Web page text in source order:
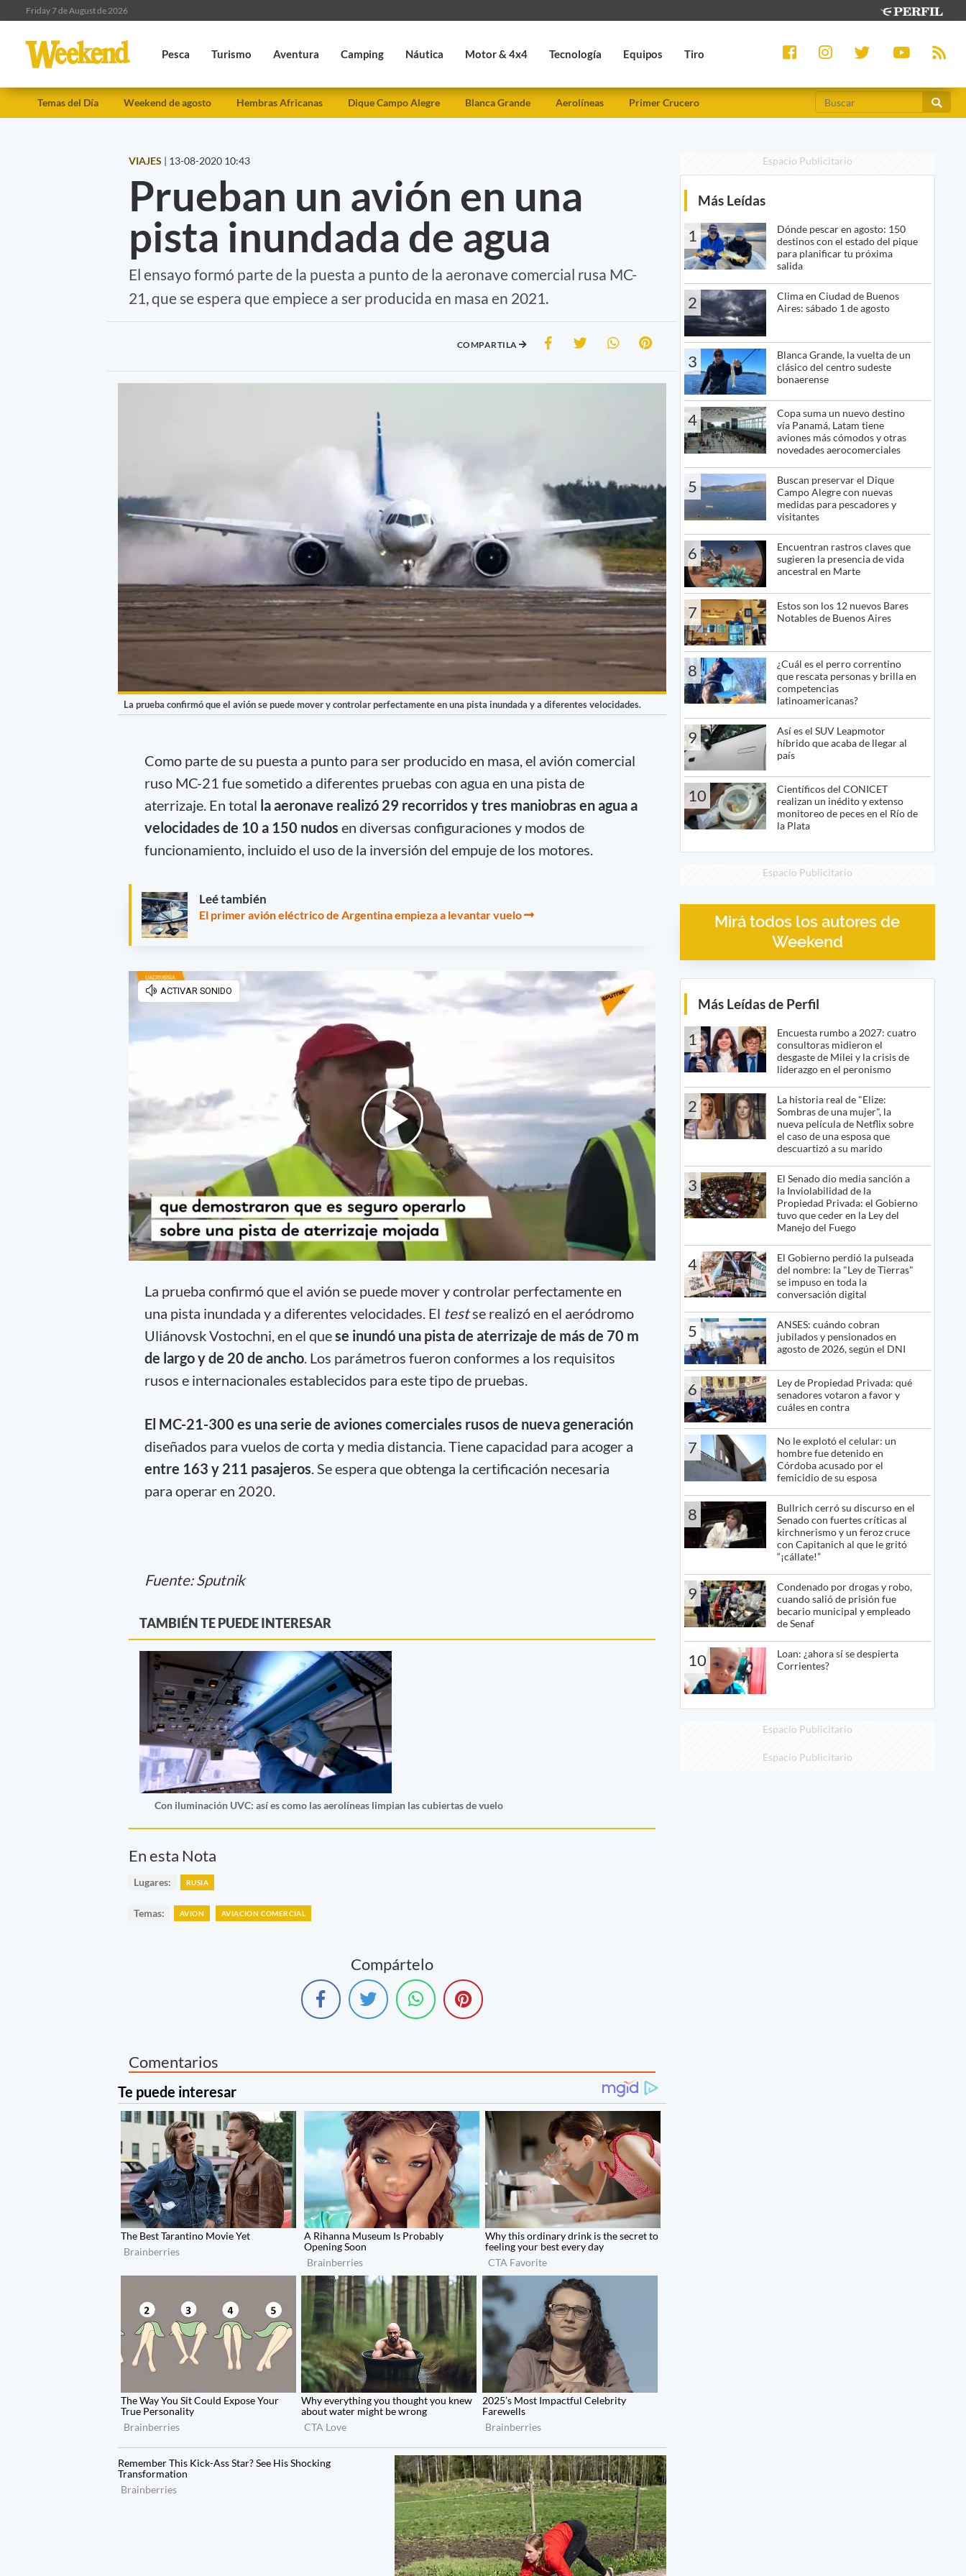
Friday 7 de August de 2026
Pesca Turismo Aventura Camping Náutica Motor & 4x4 Tecnología Equipos Tiro
Temas del Día Weekend de agosto Hembras Africanas Dique Campo Alegre Blanca Grande Aerolíneas Primer Crucero
VIAJES | 13-08-2020 10:43
Prueban un avión en una
pista inundada de agua
El ensayo formó parte de la puesta a punto de la aeronave comercial rusa MC-
21, que se espera que empiece a ser producida en masa en 2021.
COMPARTILA
La prueba confirmó que el avión se puede mover y controlar perfectamente en una pista inundada y a diferentes velocidades.
Como parte de su puesta a punto para ser producido en masa, el avión comercial
ruso MC-21 fue sometido a diferentes pruebas con agua en una pista de
aterrizaje. En total la aeronave realizó 29 recorridos y tres maniobras en agua a
velocidades de 10 a 150 nudos en diversas configuraciones y modos de
funcionamiento, incluido el uso de la inversión del empuje de los motores.
Leé también
El primer avión eléctrico de Argentina empieza a levantar vuelo
La prueba confirmó que el avión se puede mover y controlar perfectamente en
una pista inundada y a diferentes velocidades. El testse realizó en el aeródromo
Uliánovsk Vostochni, en el quese inundó una pista de aterrizaje de más de 70 m
de largo y de 20 de ancho. Los parámetros fueron conformes a los requisitos
rusos e internacionales establecidos para este tipo de pruebas.
El MC-21-300 es una serie de aviones comerciales rusos de nueva generación
diseñados para vuelos de corta y media distancia. Tiene capacidad para acoger a
entre 163 y 211 pasajeros. Se espera que obtenga la certificación necesaria
para operar en 2020.
Fuente: Sputnik
TAMBIÉN TE PUEDE INTERESAR
Con iluminación UVC: así es como las aerolíneas limpian las cubiertas de vuelo
En esta Nota
Lugares: RUSIA
Temas: AVION AVIACION COMERCIAL
Compártelo
Comentarios
Espacio Publicitario
Más Leídas
1
Dónde pescar en agosto: 150
destinos con el estado del pique
para planificar tu próxima
salida
2
Clima en Ciudad de Buenos
Aires: sábado 1 de agosto
3
Blanca Grande, la vuelta de un
clásico del centro sudeste
bonaerense
4
Copa suma un nuevo destino
vía Panamá, Latam tiene
aviones más cómodos y otras
novedades aerocomerciales
5
Buscan preservar el Dique
Campo Alegre con nuevas
medidas para pescadores y
visitantes
6
Encuentran rastros claves que
sugieren la presencia de vida
ancestral en Marte
7
Estos son los 12 nuevos Bares
Notables de Buenos Aires
8
¿Cuál es el perro correntino
que rescata personas y brilla en
competencias
latinoamericanas?
9
Así es el SUV Leapmotor
híbrido que acaba de llegar al
país
10
Científicos del CONICET
realizan un inédito y extenso
monitoreo de peces en el Río de
la Plata
Espacio Publicitario
Mirá todos los autores de
Weekend
Más Leídas de Perfil
1
Encuesta rumbo a 2027: cuatro
consultoras midieron el
desgaste de Milei y la crisis de
liderazgo en el peronismo
2
La historia real de "Elize:
Sombras de una mujer", la
nueva película de Netflix sobre
el caso de una esposa que
descuartizó a su marido
3
El Senado dio media sanción a
la Inviolabilidad de la
Propiedad Privada: el Gobierno
tuvo que ceder en la Ley del
Manejo del Fuego
4
El Gobierno perdió la pulseada
del nombre: la "Ley de Tierras"
se impuso en toda la
conversación digital
5
ANSES: cuándo cobran
jubilados y pensionados en
agosto de 2026, según el DNI
6
Ley de Propiedad Privada: qué
senadores votaron a favor y
cuáles en contra
7
No le explotó el celular: un
hombre fue detenido en
Córdoba acusado por el
femicidio de su esposa
8
Bullrich cerró su discurso en el
Senado con fuertes críticas al
kirchnerismo y un feroz cruce
con Capitanich al que le gritó
“¡cállate!”
9
Condenado por drogas y robo,
cuando salió de prisión fue
becario municipal y empleado
de Senaf
10
Loan: ¿ahora sí se despierta
Corrientes?
Espacio Publicitario
Espacio Publicitario